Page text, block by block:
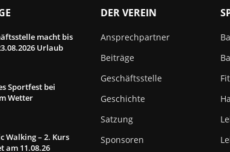
macht bis
Urlaub
Sportfest bei
Wetter
Walking – 2. Kurs
am 11.08.26
DER VEREIN
Ansprechpartner
Beiträge
Geschäftsstelle
Geschichte
Satzung
Sponsoren